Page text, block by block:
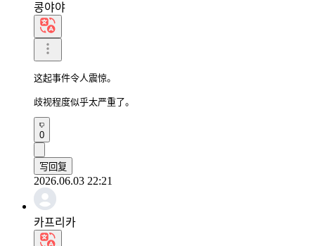
콩야야
这起事件令人震惊。
歧视程度似乎太严重了。
0
写回复
2026.06.03 22:21
카프리카